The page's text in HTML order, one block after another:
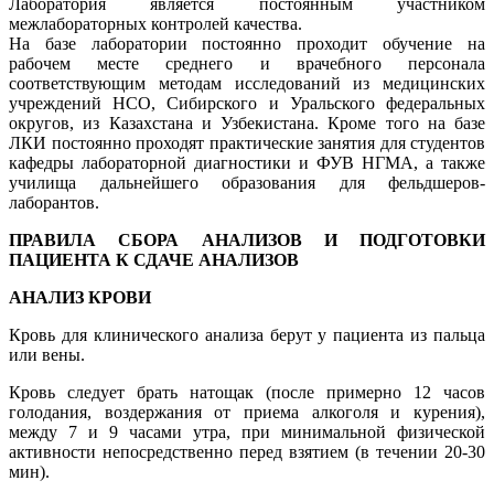
межлабораторных контролей качества.
На базе лаборатории постоянно проходит обучение на
рабочем месте среднего и врачебного персонала
соответствующим методам исследований из медицинских
учреждений НСО, Сибирского и Уральского федеральных
округов, из Казахстана и Узбекистана. Кроме того на базе
ЛКИ постоянно проходят практические занятия для студентов
кафедры лабораторной диагностики и ФУВ НГМА, а также
училища дальнейшего образования для фельдшеров-
лаборантов.
ПРАВИЛА СБОРА АНАЛИЗОВ И ПОДГОТОВКИ
ПАЦИЕНТА К СДАЧЕ АНАЛИЗОВ
АНАЛИЗ КРОВИ
Кровь для клинического анализа берут у пациента из пальца
или вены.
Кровь следует брать натощак (после примерно 12 часов
голодания, воздержания от приема алкоголя и курения),
между 7 и 9 часами утра, при минимальной физической
активности непосредственно перед взятием (в течении 20-30
мин).